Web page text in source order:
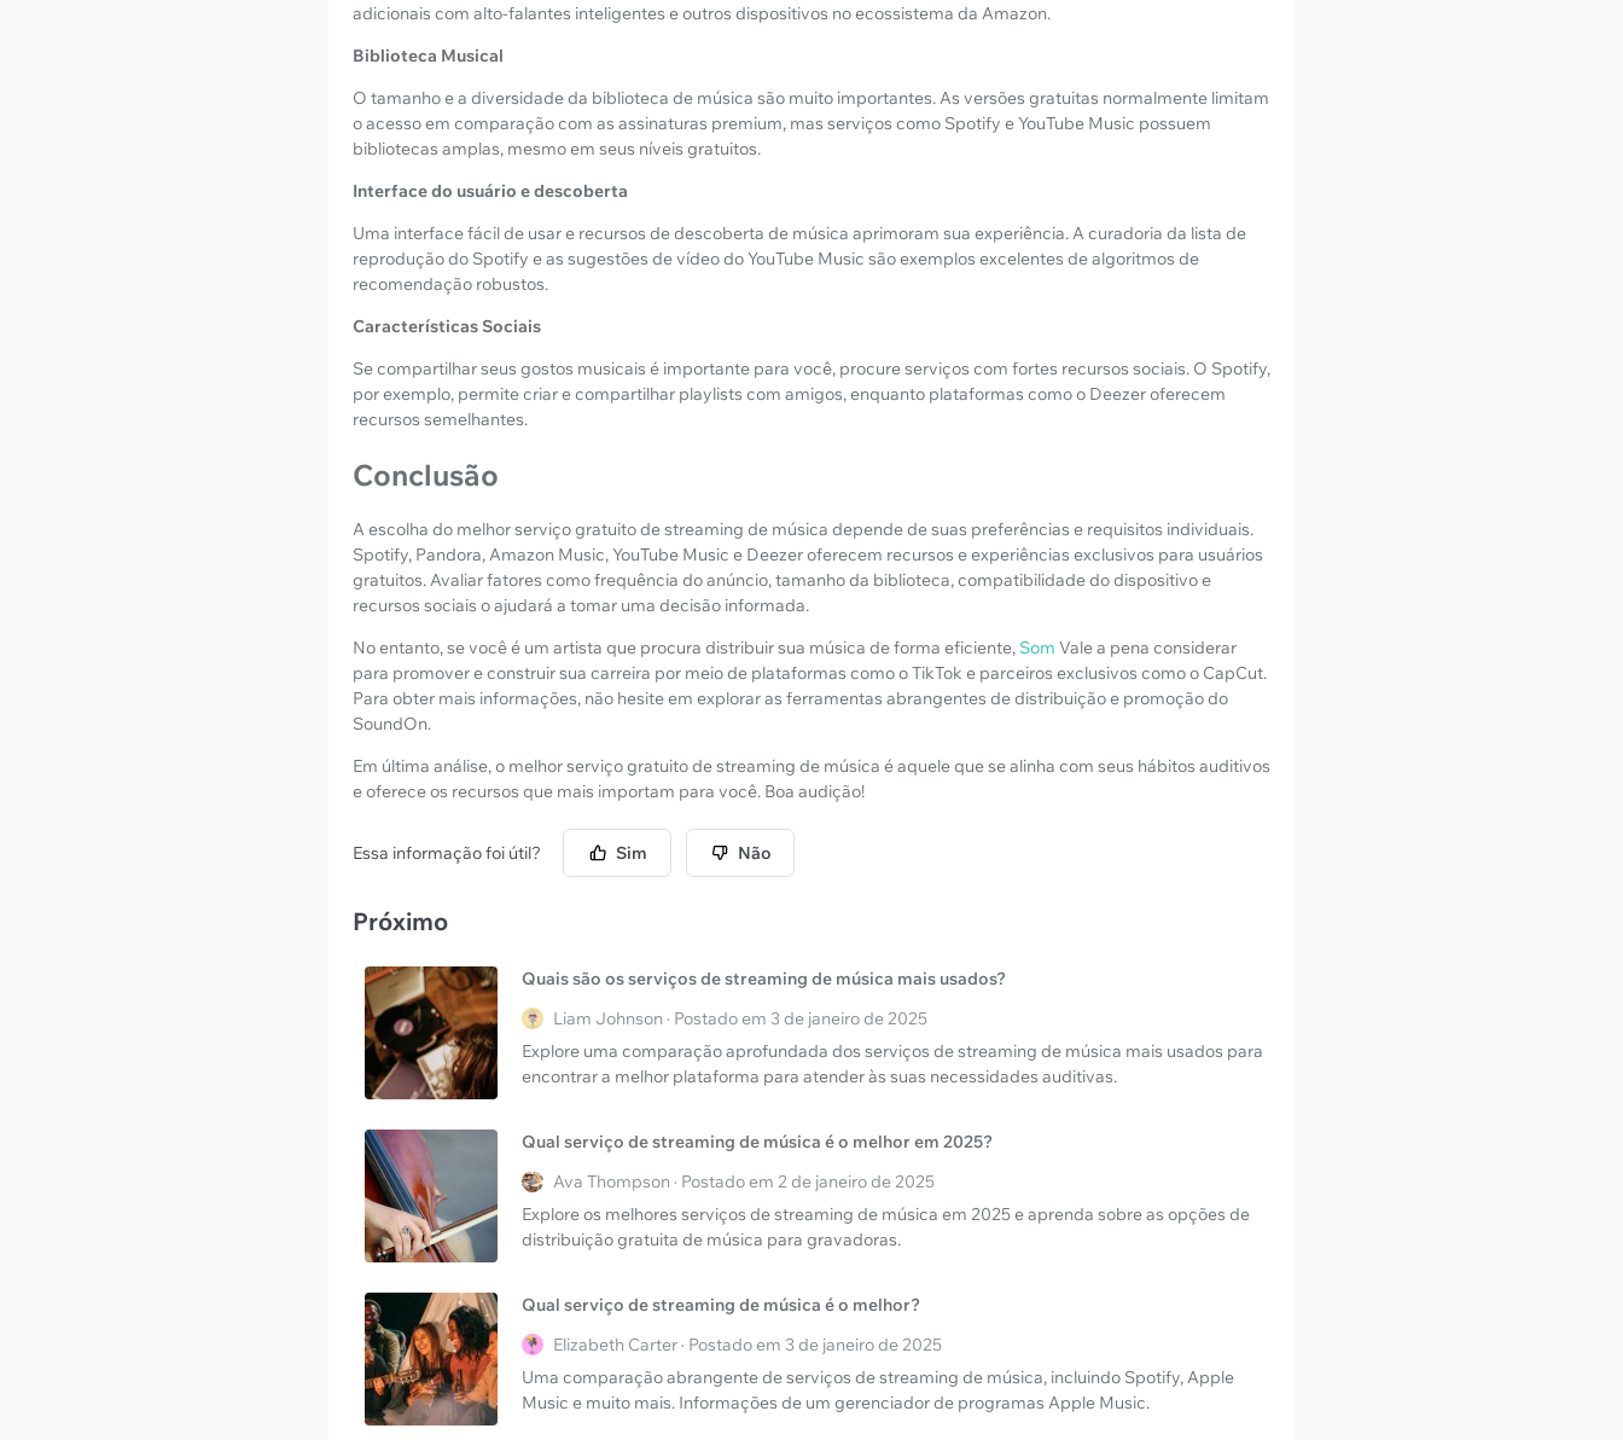
adicionais com alto-falantes inteligentes e outros dispositivos no ecossistema da Amazon.
Biblioteca Musical
O tamanho e a diversidade da biblioteca de música são muito importantes. As versões gratuitas normalmente limitam
o acesso em comparação com as assinaturas premium, mas serviços como Spotify e YouTube Music possuem
bibliotecas amplas, mesmo em seus níveis gratuitos.
Interface do usuário e descoberta
Uma interface fácil de usar e recursos de descoberta de música aprimoram sua experiência. A curadoria da lista de
reprodução do Spotify e as sugestões de vídeo do YouTube Music são exemplos excelentes de algoritmos de
recomendação robustos.
Características Sociais
Se compartilhar seus gostos musicais é importante para você, procure serviços com fortes recursos sociais. O Spotify,
por exemplo, permite criar e compartilhar playlists com amigos, enquanto plataformas como o Deezer oferecem
recursos semelhantes.
Conclusão
A escolha do melhor serviço gratuito de streaming de música depende de suas preferências e requisitos individuais.
Spotify, Pandora, Amazon Music, YouTube Music e Deezer oferecem recursos e experiências exclusivos para usuários
gratuitos. Avaliar fatores como frequência do anúncio, tamanho da biblioteca, compatibilidade do dispositivo e
recursos sociais o ajudará a tomar uma decisão informada.
No entanto, se você é um artista que procura distribuir sua música de forma eficiente, Som Vale a pena considerar
para promover e construir sua carreira por meio de plataformas como o TikTok e parceiros exclusivos como o CapCut.
Para obter mais informações, não hesite em explorar as ferramentas abrangentes de distribuição e promoção do
SoundOn.
Em última análise, o melhor serviço gratuito de streaming de música é aquele que se alinha com seus hábitos auditivos
e oferece os recursos que mais importam para você. Boa audição!
Essa informação foi útil? Sim Não
Próximo
Quais são os serviços de streaming de música mais usados?
Liam Johnson · Postado em 3 de janeiro de 2025
Explore uma comparação aprofundada dos serviços de streaming de música mais usados para
encontrar a melhor plataforma para atender às suas necessidades auditivas.
Qual serviço de streaming de música é o melhor em 2025?
Ava Thompson · Postado em 2 de janeiro de 2025
Explore os melhores serviços de streaming de música em 2025 e aprenda sobre as opções de
distribuição gratuita de música para gravadoras.
Qual serviço de streaming de música é o melhor?
Elizabeth Carter · Postado em 3 de janeiro de 2025
Uma comparação abrangente de serviços de streaming de música, incluindo Spotify, Apple
Music e muito mais. Informações de um gerenciador de programas Apple Music.